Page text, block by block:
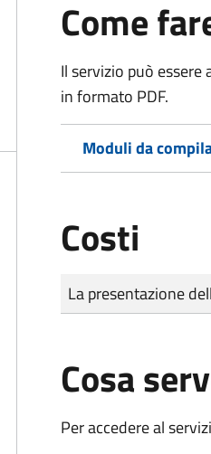
Come
Il servizio può
in formato PDF.
Moduli da
Costi
Tipo di pagamento
Importo
La presentazione
Cosa
Per accedere al